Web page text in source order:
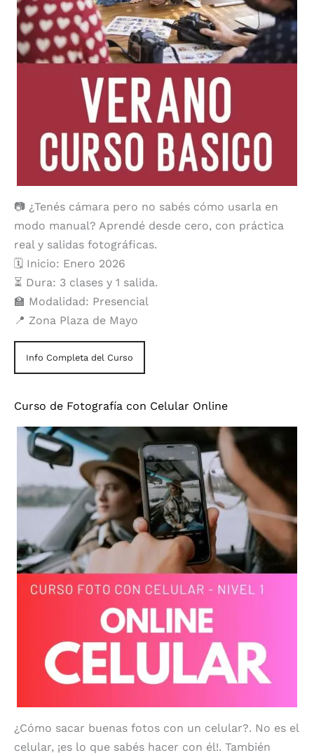
📷 ¿Tenés cámara pero no sabés cómo usarla en
modo manual? Aprendé desde cero, con práctica
real y salidas fotográficas.
🗓️ Inicio: Enero 2026
⏳ Dura: 3 clases y 1 salida.
🏫 Modalidad: Presencial
📍 Zona Plaza de Mayo
Info Completa del Curso
Curso de Fotografía con Celular Online
¿Cómo sacar buenas fotos con un celular?. No es el
celular, ¡es lo que sabés hacer con él!. También